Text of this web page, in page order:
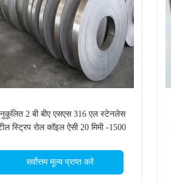
2 बी बीए एसएस 316 एल स्टेनलेस
स्ट्रिप रोल कॉइल ऐसी 20 मिमी -1500
सर्वोत्तम मूल्य प्राप्त करें